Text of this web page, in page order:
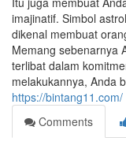
imajinatif. Simbol
dikenal membuat
Memang sebenarnya
terlibat dalam
melakukannya, Anda
https://bintang11.com/
Comments